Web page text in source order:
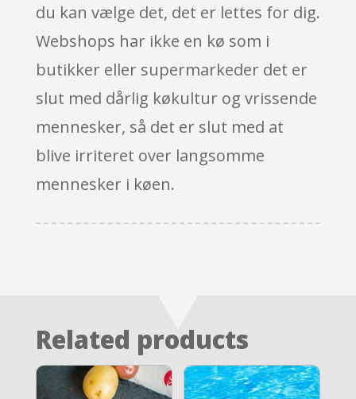
du kan vælge det, det er lettes for dig.
Webshops har ikke en kø som i
butikker eller supermarkeder det er
slut med dårlig køkultur og vrissende
mennesker, så det er slut med at
blive irriteret over langsomme
mennesker i køen.
Related products